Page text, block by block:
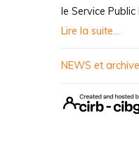
le Service
Lire la suite...
NEWS et